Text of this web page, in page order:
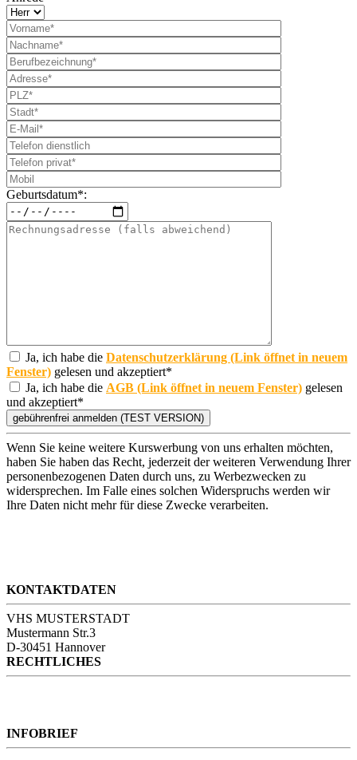
Geburtsdatum*:
Ja, ich habe die Datenschutzerklärung (Link öffnet in neuem
Fenster) gelesen und akzeptiert*
Ja, ich habe die AGB (Link öffnet in neuem Fenster) gelesen
und akzeptiert*
Wenn Sie keine weitere Kurswerbung von uns erhalten möchten,
haben Sie haben das Recht, jederzeit der weiteren Verwendung Ihrer
personenbezogenen Daten durch uns, zu Werbezwecken zu
widersprechen. Im Falle eines solchen Widerspruchs werden wir
Ihre Daten nicht mehr für diese Zwecke verarbeiten.
KONTAKTDATEN
VHS MUSTERSTADT
Mustermann Str.3
D-30451 Hannover
RECHTLICHES
INFOBRIEF